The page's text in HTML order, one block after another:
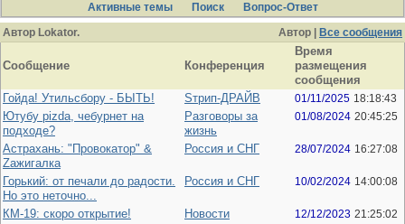
Активные темы
Поиcк
Вопрос-Ответ
Автор |
Все сообщения
Автор Lokator.
Сообщение Конференция
Время
размещения
сообщения
Гойда! Утильсбору - БЫТЬ!
Sтрип-ДРАЙВ 01/11/2025 18:18:43
Ютубу pizda, чебурнет на
подходе?
Разговоры за
жизнь
01/08/2024 20:45:25
Астрахань: "Провокатор" &
Zажигалка
Россия и СНГ 28/07/2024 16:27:08
Горький: от печали до радости.
Но это неточно...
Россия и СНГ 10/02/2024 14:00:08
КМ-19: скоро открытие! Новости 12/12/2023 21:25:02